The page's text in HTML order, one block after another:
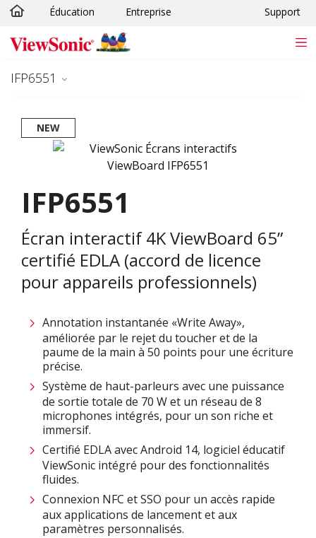
Passer au contenu principal
Éducation Entreprise Support
IFP6551
NEW
IFP6551
Écran interactif 4K ViewBoard 65”
certifié EDLA (accord de licence
pour appareils professionnels)
Annotation instantanée «Write Away»,
améliorée par le rejet du toucher et de la
paume de la main à 50 points pour une écriture
précise.
Système de haut-parleurs avec une puissance
de sortie totale de 70 W et un réseau de 8
microphones intégrés, pour un son riche et
immersif.
Certifié EDLA avec Android 14, logiciel éducatif
ViewSonic intégré pour des fonctionnalités
fluides.
Connexion NFC et SSO pour un accès rapide
aux applications de lancement et aux
paramètres personnalisés.